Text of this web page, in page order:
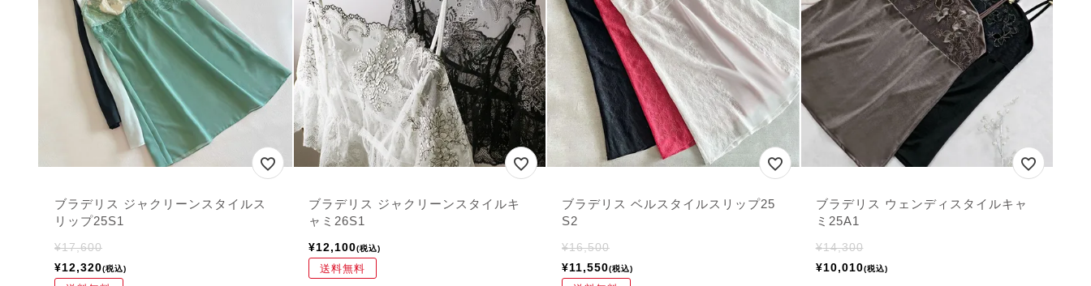
ブラデリス ジャクリーンスタイルス
リップ25S1
¥17,600
¥12,320 税込
ブラデリス ジャクリーンスタイルキ
ャミ26S1
¥12,100 税込
送料無料
ブラデリス ベルスタイルスリップ25
S2
¥16,500
¥11,550 税込
ブラデリス ウェンディスタイルキャ
ミ25A1
¥14,300
¥10,010 税込